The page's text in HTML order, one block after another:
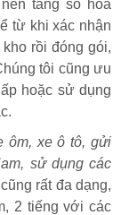
tảng số hóa
từ khi xác nhận
rồi đóng gói,
tôi cũng ưu
hoặc sử dụng
ôm, xe ô tô, gửi
sử dụng các
rất đa dạng,
2 tiếng với các